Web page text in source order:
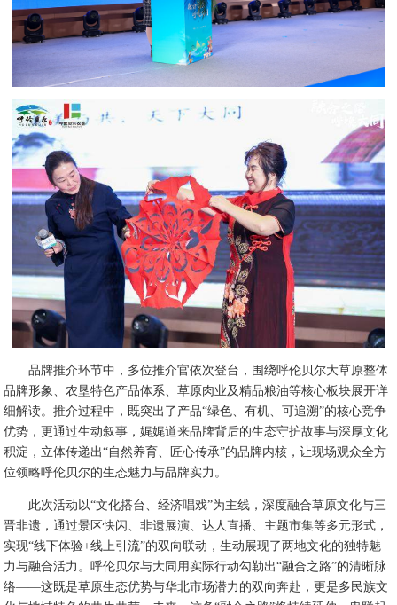
品牌推介环节中，多位推介官依次登台，围绕呼伦贝尔大草原整体
品牌形象、农垦特色产品体系、草原肉业及精品粮油等核心板块展开详
细解读。推介过程中，既突出了产品“绿色、有机、可追溯”的核心竞争
优势，更通过生动叙事，娓娓道来品牌背后的生态守护故事与深厚文化
积淀，立体传递出“自然养育、匠心传承”的品牌内核，让现场观众全方
位领略呼伦贝尔的生态魅力与品牌实力。
此次活动以“文化搭台、经济唱戏”为主线，深度融合草原文化与三
晋非遗，通过景区快闪、非遗展演、达人直播、主题市集等多元形式，
实现“线下体验+线上引流”的双向联动，生动展现了两地文化的独特魅
力与融合活力。呼伦贝尔与大同用实际行动勾勒出“融合之路”的清晰脉
络——这既是草原生态优势与华北市场潜力的双向奔赴，更是多民族文